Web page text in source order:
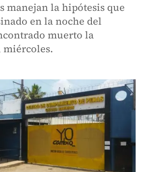
manejan la hipótesis que
en la noche del
muerto la
miércoles.